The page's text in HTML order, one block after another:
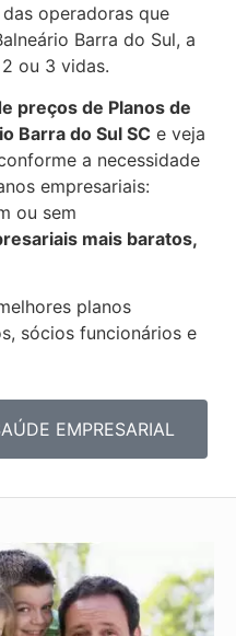
operadoras que
Barra do Sul, a
ou 3 vidas.
preços de Planos de
Barra do Sul SC e veja
a necessidade
empresariais:
ou sem
mais baratos,
planos
sócios funcionários e
EMPRESARIAL